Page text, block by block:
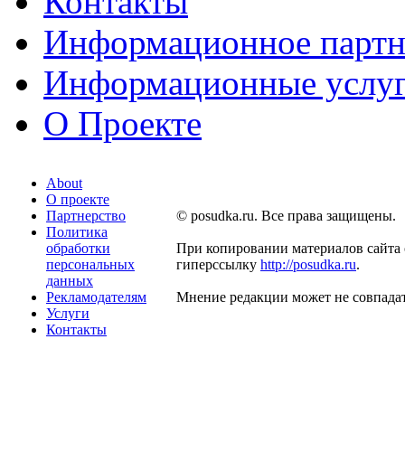
Информационное
Информационные
О Проекте
About
О проекте
Партнерство
Политика
обработки
персональных
данных
Рекламодателям
Услуги
Контакты
© posudka.ru. Все права защищены.
При копировании материалов сайта
гиперссылку http://posudka.ru.
Мнение редакции может не